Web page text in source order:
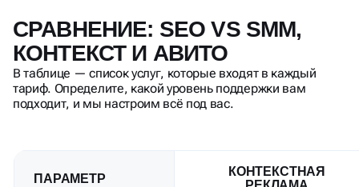
СРАВНЕНИЕ: SEO VS SMM,
КОНТЕКСТ И АВИТО
В таблице — список услуг, которые входят в каждый
тариф. Определите, какой уровень поддержки вам
подходит, и мы настроим всё под вас.
ПАРАМЕТР
КОНТЕКСТНАЯ